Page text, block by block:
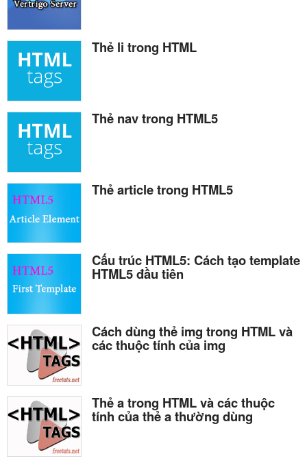
Thẻ li trong HTML
Thẻ nav trong HTML5
Thẻ article trong HTML5
Cấu trúc HTML5: Cách tạo template
HTML5 đầu tiên
Cách dùng thẻ img trong HTML và
các thuộc tính của img
Thẻ a trong HTML và các thuộc
tính của thẻ a thường dùng